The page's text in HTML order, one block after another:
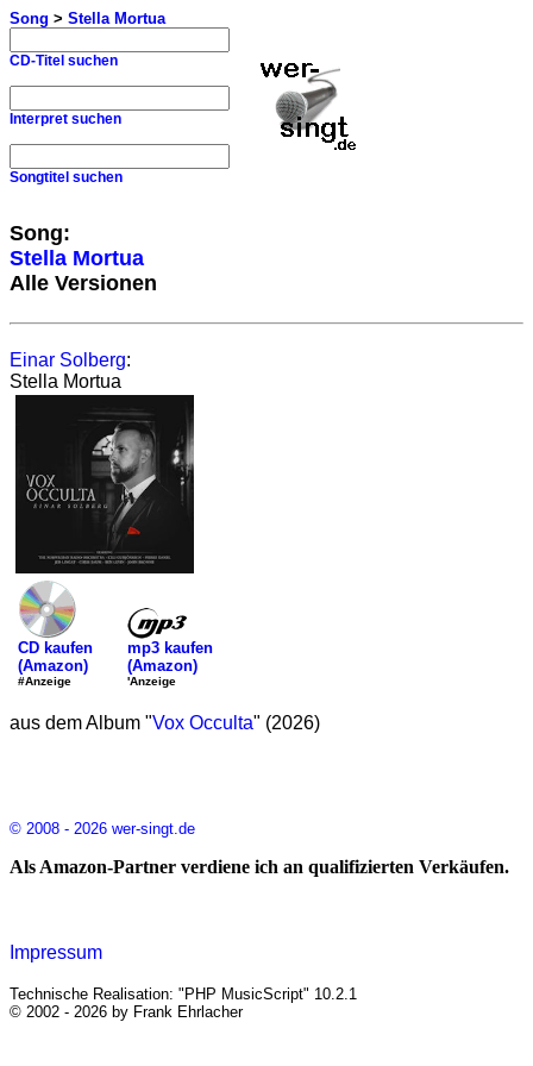
Song > Stella Mortua
CD-Titel suchen
Interpret suchen
Songtitel suchen
Song:
Stella Mortua
Alle Versionen
Einar Solberg:
Stella Mortua
CD kaufen
(Amazon)
#Anzeige
mp3 kaufen
(Amazon)
'Anzeige
aus dem Album "Vox Occulta" (2026)
© 2008 - 2026 wer-singt.de
Als Amazon-Partner verdiene ich an qualifizierten Verkäufen.
Impressum
Technische Realisation: "PHP MusicScript" 10.2.1
© 2002 - 2026 by Frank Ehrlacher